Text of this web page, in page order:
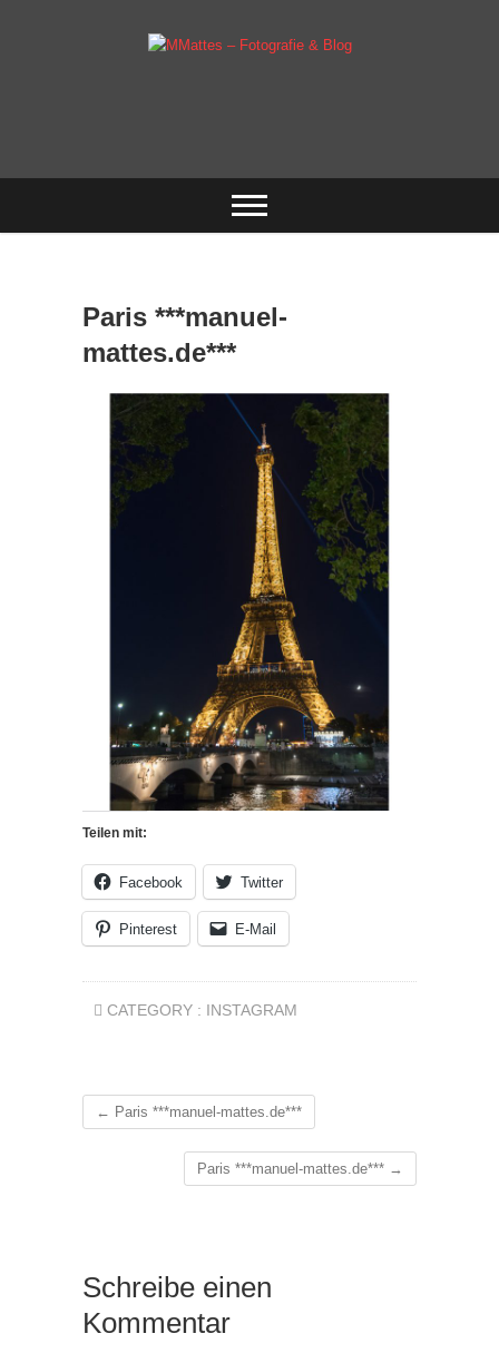
Paris ***manuel-
mattes.de***
Teilen mit:
Facebook Twitter
Pinterest E-Mail
CATEGORY : INSTAGRAM
← Paris ***manuel-mattes.de***
Paris ***manuel-mattes.de*** →
Schreibe einen
Kommentar